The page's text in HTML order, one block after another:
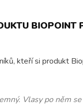
kteří si produkt
šampón funguje. Již